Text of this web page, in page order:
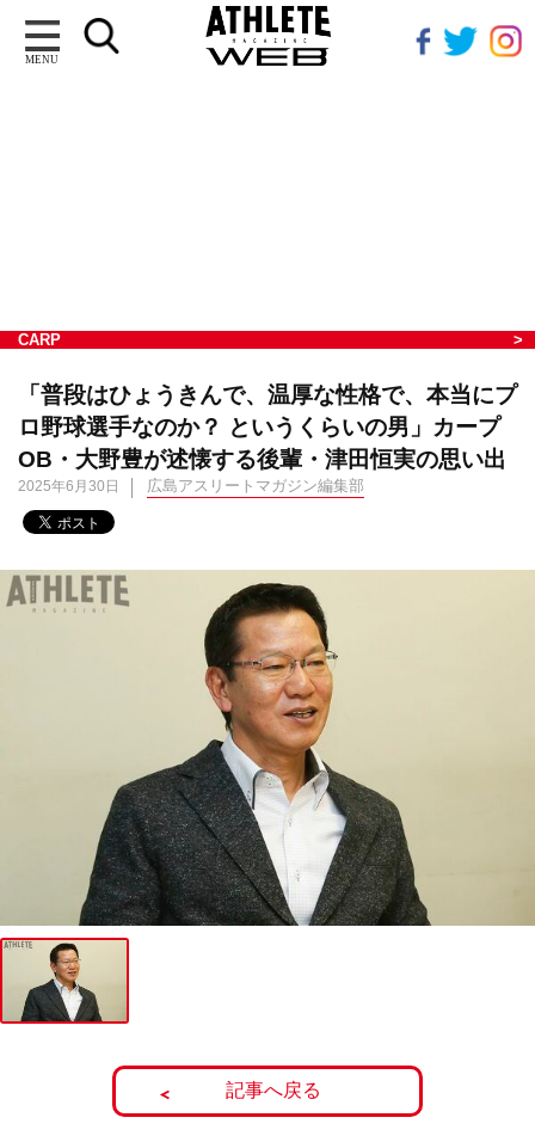
MENU
CARP
「普段はひょうきんで、温厚な性格で、本当にプ
ロ野球選手なのか？ というくらいの男」カープ
OB・大野豊が述懐する後輩・津田恒実の思い出
2025年6月30日 広島アスリートマガジン編集部
記事へ戻る